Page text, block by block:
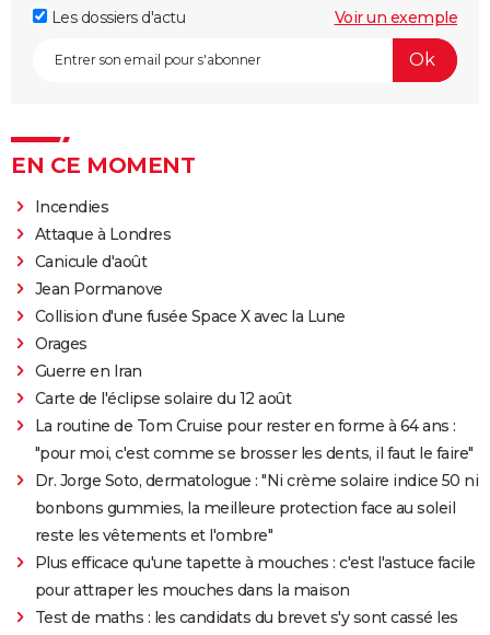
Les dossiers d'actu
Voir un exemple
EN CE MOMENT
Incendies
Attaque à Londres
Canicule d'août
Jean Pormanove
Collision d'une fusée Space X avec la Lune
Orages
Guerre en Iran
Carte de l'éclipse solaire du 12 août
La routine de Tom Cruise pour rester en forme à 64 ans :
"pour moi, c'est comme se brosser les dents, il faut le faire"
Dr. Jorge Soto, dermatologue : "Ni crème solaire indice 50 ni
bonbons gummies, la meilleure protection face au soleil
reste les vêtements et l'ombre"
Plus efficace qu'une tapette à mouches : c'est l'astuce facile
pour attraper les mouches dans la maison
Test de maths : les candidats du brevet s'y sont cassé les